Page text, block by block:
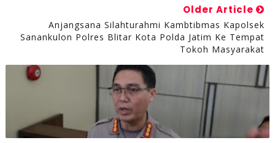
Older Article
Anjangsana Silahturahmi Kambtibmas Kapolsek
Sanankulon Polres Blitar Kota Polda Jatim Ke Tempat
Tokoh Masyarakat